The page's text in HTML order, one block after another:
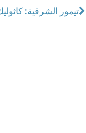
تيمور الشرقية: